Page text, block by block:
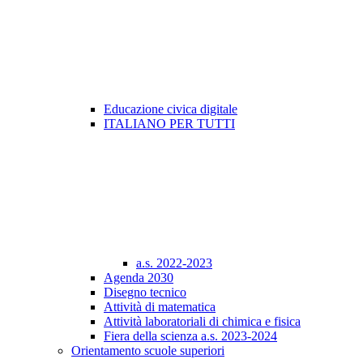
Educazione civica digitale
ITALIANO PER TUTTI
a.s. 2022-2023
Agenda 2030
Disegno tecnico
Attività di matematica
Attività laboratoriali di chimica e fisica
Fiera della scienza a.s. 2023-2024
Orientamento scuole superiori